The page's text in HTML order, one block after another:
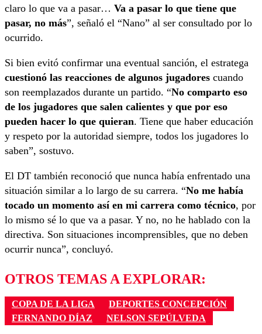
claro lo que va a pasar… Va a pasar lo que tiene que
pasar, no más”, señaló el “Nano” al ser consultado por lo
ocurrido.
Si bien evitó confirmar una eventual sanción, el estratega
cuestionó las reacciones de algunos jugadores cuando
son reemplazados durante un partido. “No comparto eso
de los jugadores que salen calientes y que por eso
pueden hacer lo que quieran. Tiene que haber educación
y respeto por la autoridad siempre, todos los jugadores lo
saben”, sostuvo.
El DT también reconoció que nunca había enfrentado una
situación similar a lo largo de su carrera. “No me había
tocado un momento así en mi carrera como técnico, por
lo mismo sé lo que va a pasar. Y no, no he hablado con la
directiva. Son situaciones incomprensibles, que no deben
ocurrir nunca”, concluyó.
OTROS TEMAS A EXPLORAR:
COPA DE LA LIGA
DEPORTES CONCEPCIÓN
FERNANDO DÍAZ
NELSON SEPÚLVEDA